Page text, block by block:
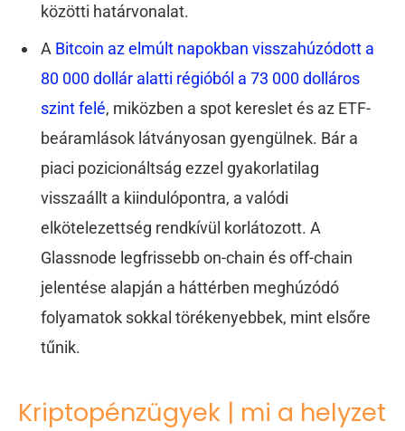
közötti határvonalat.
A Bitcoin az elmúlt napokban visszahúzódott a
80 000 dollár alatti régióból a 73 000 dolláros
szint felé, miközben a spot kereslet és az ETF-
beáramlások látványosan gyengülnek. Bár a
piaci pozicionáltság ezzel gyakorlatilag
visszaállt a kiindulópontra, a valódi
elkötelezettség rendkívül korlátozott. A
Glassnode legfrissebb on-chain és off-chain
jelentése alapján a háttérben meghúzódó
folyamatok sokkal törékenyebbek, mint elsőre
tűnik.
Kriptopénzügyek | mi a helyzet